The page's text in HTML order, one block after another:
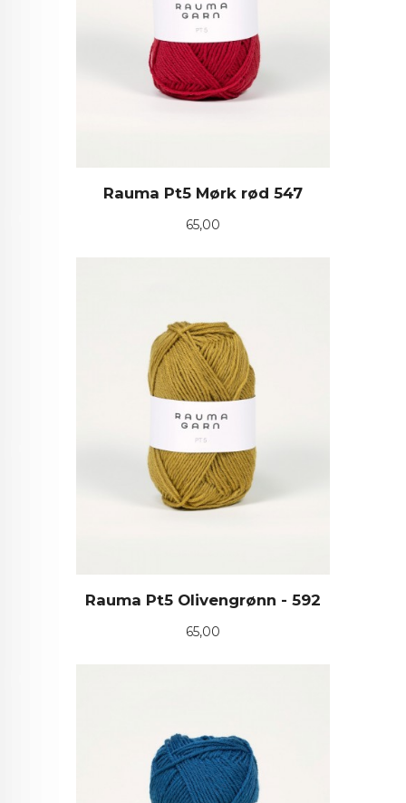
Rauma Pt5 Mørk rød 547
Pris
65,00
Rauma Pt5 Olivengrønn - 592
Pris
65,00